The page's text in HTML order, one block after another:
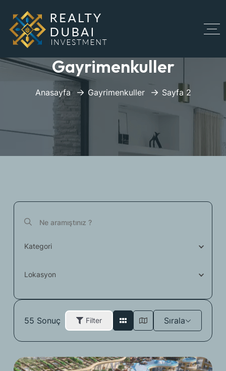
Gayrimenkuller
Anasayfa Gayrimenkuller Sayfa 2
Kategori
Lokasyon
55 Sonuç Filter Sırala